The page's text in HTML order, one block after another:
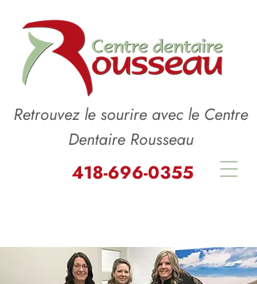
Retrouvez le sourire avec le Centre
Dentaire Rousseau
418-696-0355